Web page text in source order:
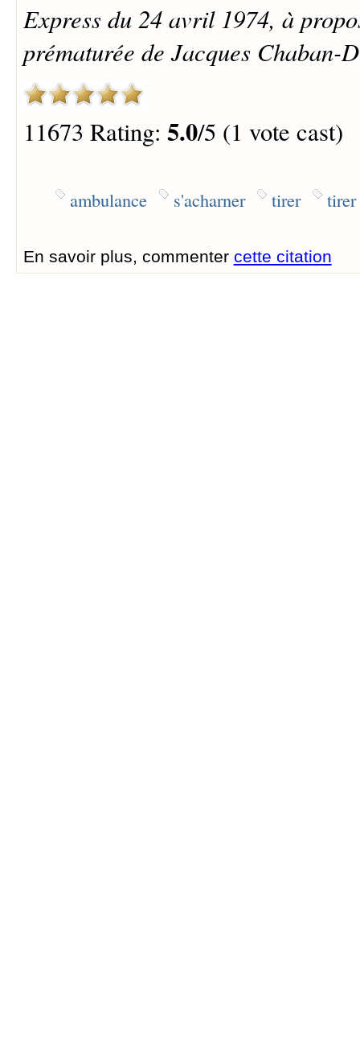
Express du 24 avril 1974, à
prématurée de Jacques Chaban-
11673 Rating: 5.0/5 (1 vote cast)
ambulance s'acharner tirer tirer
En savoir plus, commenter cette citation